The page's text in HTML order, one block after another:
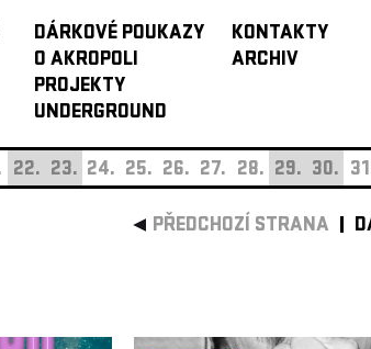
DÁRKOVÉ POUKAZY
O AKROPOLI
PROJEKTY
UNDERGROUND
KONTAKTY
ARCHIV
22. 23. 24. 25. 26. 27. 28. 29. 30.
PŘEDCHOZÍ STRANA